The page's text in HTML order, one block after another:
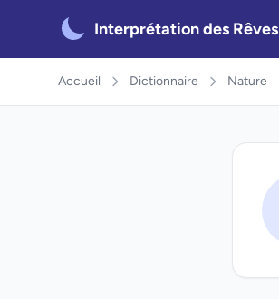
Interprétation des Rêves
Accueil Dictionnaire Nature